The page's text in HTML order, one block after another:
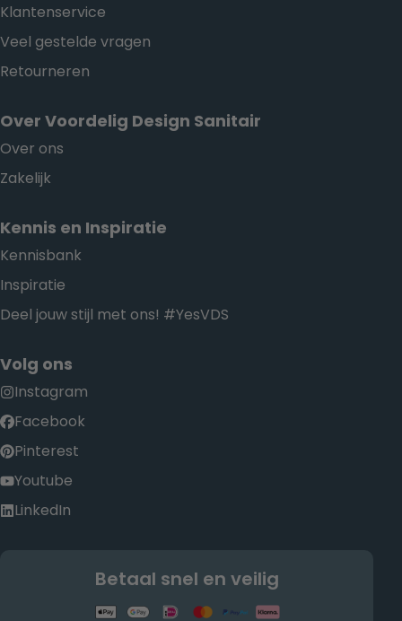
Klantenservice
Veel gestelde vragen
Retourneren
Over Voordelig Design Sanitair
Over ons
Zakelijk
Kennis en Inspiratie
Kennisbank
Inspiratie
Deel jouw stijl met ons! #YesVDS
Volg ons
Instagram
Facebook
Pinterest
Youtube
LinkedIn
Betaal snel en veilig